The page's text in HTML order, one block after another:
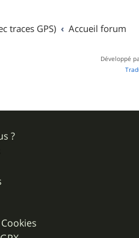
traces GPS) Accueil forum
Développé
?